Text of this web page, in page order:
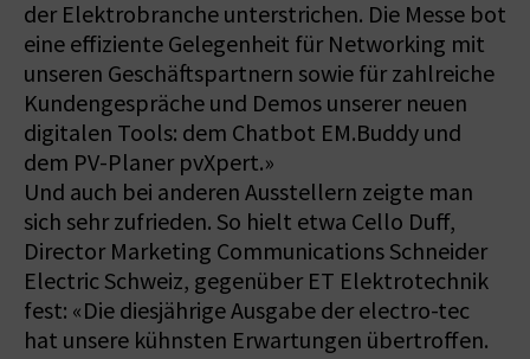
der Elektrobranche unterstrichen. Die Messe bot
eine effiziente Gelegenheit für Networking mit
unseren Geschäftspartnern sowie für zahlreiche
Kundengespräche und Demos unserer neuen
digitalen Tools: dem Chatbot EM.Buddy und
dem PV-Planer pvXpert.»
Und auch bei anderen Ausstellern zeigte man
sich sehr zufrieden. So hielt etwa Cello Duff,
Director Marketing Communications Schneider
Electric Schweiz, gegenüber ET Elektrotechnik
fest: «Die diesjährige Ausgabe der electro-tec
hat unsere kühnsten Erwartungen übertroffen.